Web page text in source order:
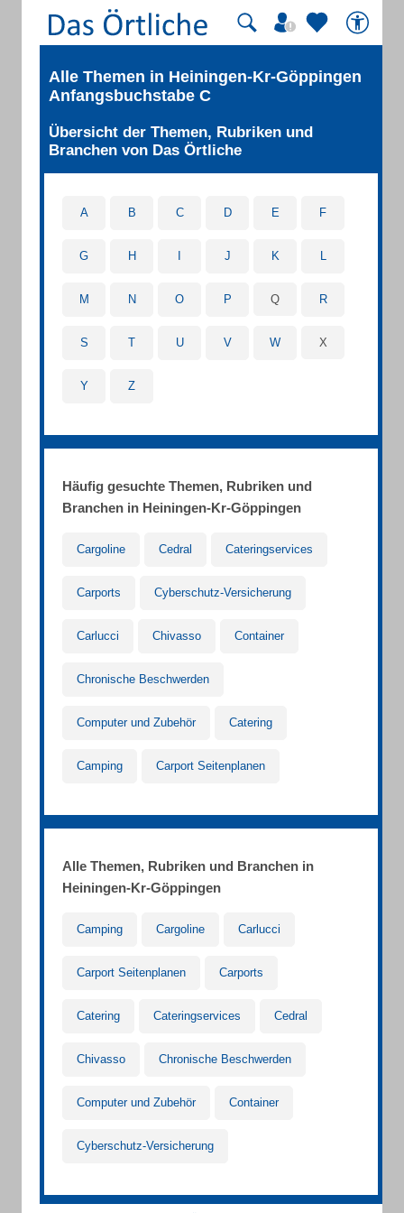
Alle Themen in Heiningen-Kr-Göppingen
Anfangsbuchstabe C
Übersicht der Themen, Rubriken und
Branchen von Das Örtliche
A B C D E F
G H J K L
M N O P Q R
S T U V W X
Y Z
Häufig gesuchte Themen, Rubriken und
Branchen in Heiningen-Kr-Göppingen
Cargoline Cedral Cateringservices
Carports Cyberschutz-Versicherung
Carlucci Chivasso Container
Chronische Beschwerden
Computer und Zubehör Catering
Camping Carport Seitenplanen
Alle Themen, Rubriken und Branchen in
Heiningen-Kr-Göppingen
Camping Cargoline Carlucci
Carport Seitenplanen Carports
Catering Cateringservices Cedral
Chivasso Chronische Beschwerden
Computer und Zubehör Container
Cyberschutz-Versicherung